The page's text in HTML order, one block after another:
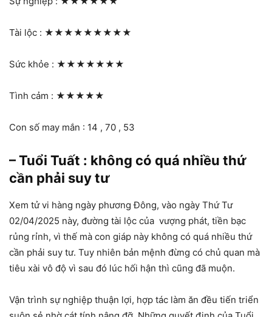
Tài lộc : ★★★★★★★★★
Sức khỏe : ★★★★★★★
Tình cảm : ★★★★★
Con số may mắn : 14 , 70 , 53
– Tuổi Tuất : không có quá nhiều thứ
cần phải suy tư
Xem tử vi hàng ngày phương Đông, vào ngày Thứ Tư
02/04/2025 này, đường tài lộc của vượng phát, tiền bạc
rủng rỉnh, vì thế mà con giáp này không có quá nhiều thứ
cần phải suy tư. Tuy nhiên bản mệnh đừng có chủ quan mà
tiêu xài vô độ vì sau đó lúc hối hận thì cũng đã muộn.
Vận trình sự nghiệp thuận lợi, hợp tác làm ăn đều tiến triển